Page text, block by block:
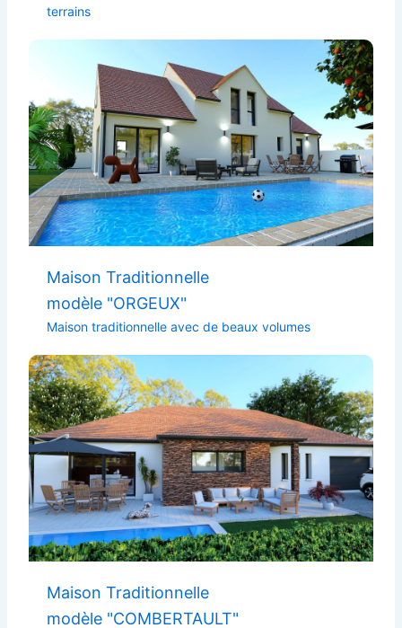
terrains
Maison Traditionnelle
modèle "ORGEUX"
Maison traditionnelle avec de beaux volumes
Maison Traditionnelle
modèle "COMBERTAULT"